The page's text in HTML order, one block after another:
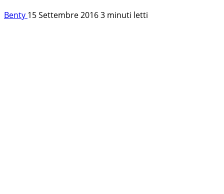
Benty 15 Settembre 20163 minuti letti